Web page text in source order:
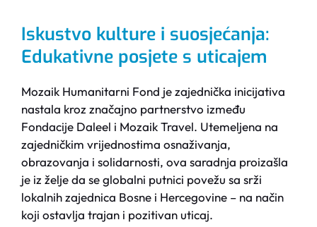
Iskustvo kulture i suosjećanja:
Edukativne posjete s uticajem
Mozaik Humanitarni Fond je zajednička inicijativa
nastala kroz značajno partnerstvo između
Fondacije Daleel i Mozaik Travel. Utemeljena na
zajedničkim vrijednostima osnaživanja,
obrazovanja i solidarnosti, ova saradnja proizašla
je iz želje da se globalni putnici povežu sa srži
lokalnih zajednica Bosne i Hercegovine – na način
koji ostavlja trajan i pozitivan uticaj.